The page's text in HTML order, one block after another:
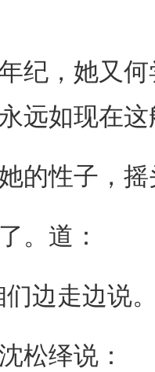
，她又何
远如现在
性子，摇
道：
边走边说
绎说：